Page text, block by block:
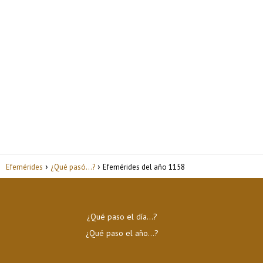
Efemérides ¿Qué pasó...? Efemérides del año 1158
¿Qué paso el día…?
¿Qué paso el año…?